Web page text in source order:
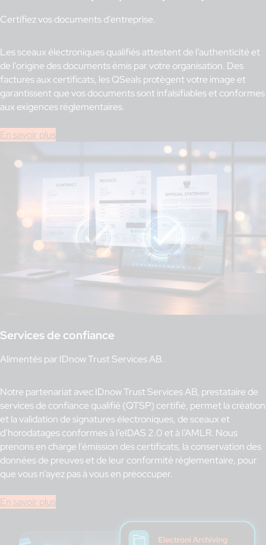
Certifiez vos documents d’entreprise.
Les sceaux électroniques qualifiés attestent de l’authenticité et
de l’origine des documents émis par votre organisation. Des
factures aux certificats, les QSeals protègent votre image et
garantissent que vos documents sont infalsifiables et conformes
aux exigences réglementaires.
En savoir plus
Services de confiance
Alimentés par IDnow Trust Services AB.
Notre partenariat avec IDnow Trust Services AB, prestataire de
services de confiance qualifié (QTSP) certifié, permet la création
et la validation de signatures électroniques, de sceaux et
d’horodatages conformes à l’eIDAS 2.0 et à l’AMLR. Nous
prenons en charge l’émission des certificats, la conservation des
données de preuves et de leur conformité réglementaire, pour
que vous n’ayez pas à vous en préoccuper.
En savoir plus